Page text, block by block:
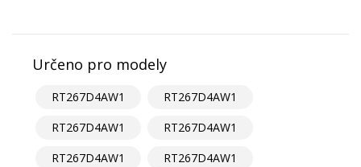
Určeno pro modely
RT267D4AW1
RT267D4AW1
RT267D4AW1
RT267D4AW1
RT267D4AW1
RT267D4AW1